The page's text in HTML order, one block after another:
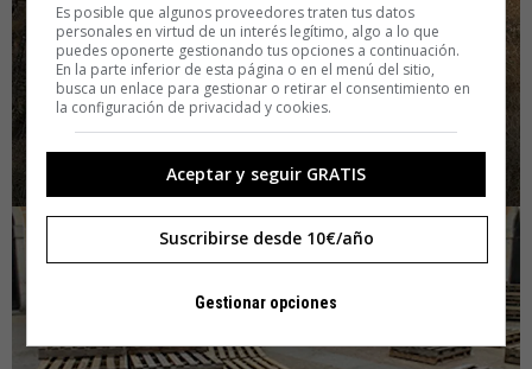
Es posible que algunos proveedores traten tus datos
personales en virtud de un interés legítimo, algo a lo que
puedes oponerte gestionando tus opciones a continuación.
En la parte inferior de esta página o en el menú del sitio,
busca un enlace para gestionar o retirar el consentimiento en
la configuración de privacidad y cookies.
Aceptar y seguir GRATIS
Suscribirse desde 10€/año
Gestionar opciones